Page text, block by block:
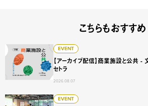
こちらもおすすめ
EVENT
【アーカイブ配信】商業施設と公共 -
セトラ
2026.08.07
【アーカイブ配信】商業施設と公共 -
EVENT
Service Design Jam vol.4 他社のサー